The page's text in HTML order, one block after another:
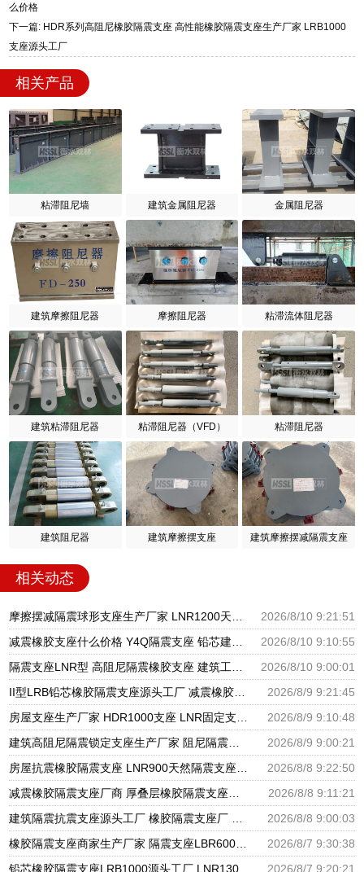
么价格
下一篇: HDR系列高阻尼橡胶隔震支座 高性能橡胶隔震支座生产厂家 LRB1000
支座源头工厂
相关产品
粘滞阻尼墙 建筑金属阻尼器 金属阻尼器
建筑摩擦阻尼器 摩擦阻尼器 粘滞流体阻尼器
建筑粘滞阻尼器 粘滞阻尼器（VFD） 粘滞阻尼器
建筑阻尼器 建筑摩擦摆支座 建筑摩擦摆减隔震支座
相关动态
2026/8/10 9:21:51
2026/8/10 9:10:55
2026/8/10 9:00:01
2026/8/9 9:21:45
2026/8/9 9:10:48
2026/8/9 9:00:21
2026/8/8 9:22:50
2026/8/8 9:11:21
2026/8/8 9:00:03
2026/8/7 9:30:38
2026/8/7 9:20:21